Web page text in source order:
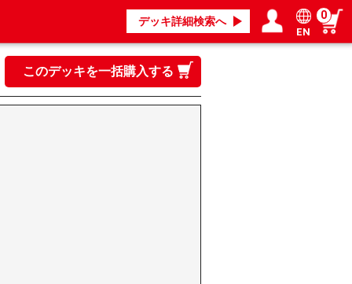
デッキ詳細検索へ
ログイン／会員登録
マイページ
EN
0
このデッキを一括購入する